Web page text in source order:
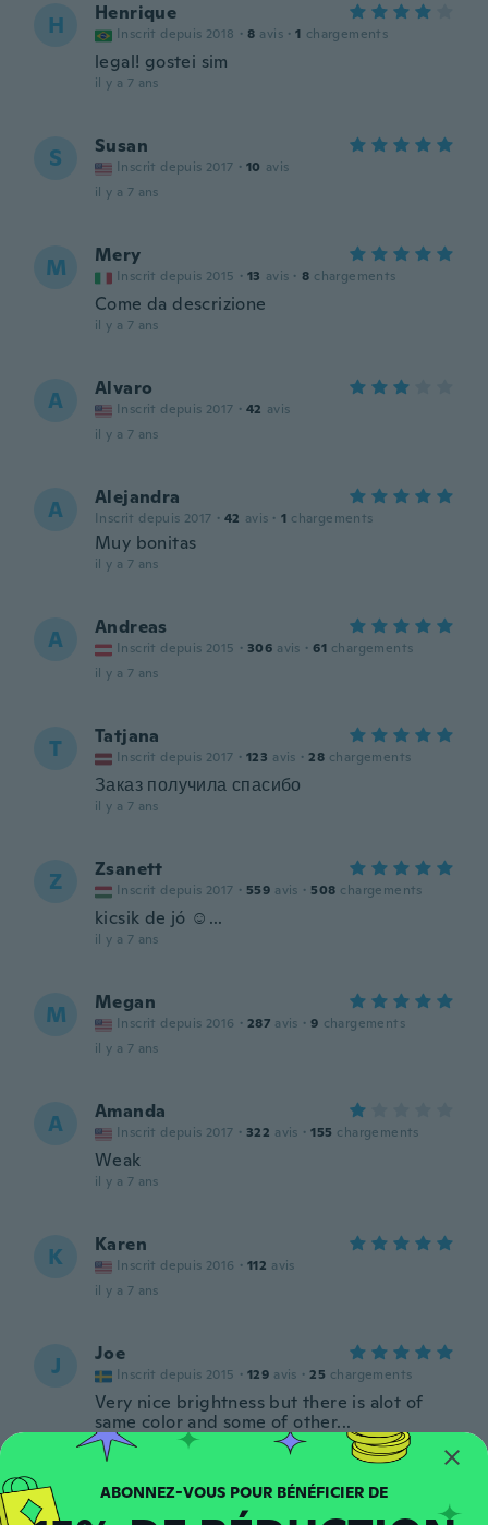
H Henrique
Inscrit depuis 2018 · 8 avis · 1 chargements
legal! gostei sim
il y a 7 ans
S Susan
Inscrit depuis 2017 · 10 avis
il y a 7 ans
M Mery
Inscrit depuis 2015 · 13 avis · 8 chargements
Come da descrizione
il y a 7 ans
A Alvaro
Inscrit depuis 2017 · 42 avis
il y a 7 ans
A Alejandra
Inscrit depuis 2017 · 42 avis · 1 chargements
Muy bonitas
il y a 7 ans
A Andreas
Inscrit depuis 2015 · 306 avis · 61 chargements
il y a 7 ans
T Tatjana
Inscrit depuis 2017 · 123 avis · 28 chargements
Заказ получила спасибо
il y a 7 ans
Z Zsanett
Inscrit depuis 2017 · 559 avis · 508 chargements
kicsik de jó ☺...
il y a 7 ans
M Megan
Inscrit depuis 2016 · 287 avis · 9 chargements
il y a 7 ans
A Amanda
Inscrit depuis 2017 · 322 avis · 155 chargements
Weak
il y a 7 ans
K Karen
Inscrit depuis 2016 · 112 avis
il y a 7 ans
J Joe
Inscrit depuis 2015 · 129 avis · 25 chargements
Very nice brightness but there is alot of
same color and some of other...
il y a 7 ans
J